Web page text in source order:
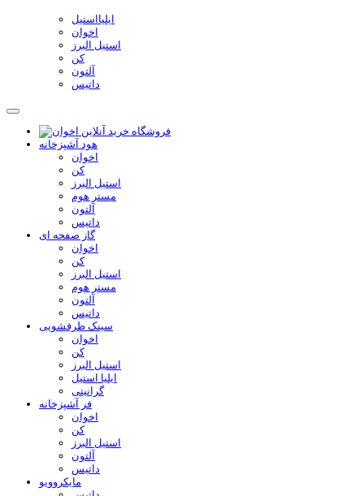
ایلیااستیل
اخوان
استیل البرز
کن
آلتون
داتیس
هود آشپزخانه
اخوان
کن
استیل البرز
مستر هوم
آلتون
داتیس
گاز صفحه ای
اخوان
کن
استیل البرز
مستر هوم
آلتون
داتیس
سینک ظرفشویی
اخوان
کن
استیل البرز
ایلیا استیل
گرانیتی
فر آشپزخانه
اخوان
کن
استیل البرز
آلتون
داتیس
مایکروویو